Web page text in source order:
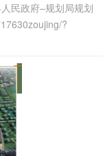
民政府–规划局规划
?